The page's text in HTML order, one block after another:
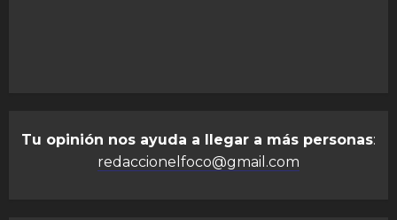
Tu opinión nos ayuda a llegar a más personas:
redaccionelfoco@gmail.com